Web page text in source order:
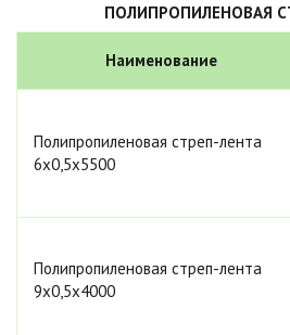
ПОЛИПРОПИЛЕНОВАЯ
Наименование
Полипропиленовая стреп-лента
6х0,5х5500
Полипропиленовая стреп-лента
9х0,5х4000